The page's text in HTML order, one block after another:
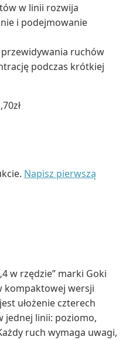
w linii rozwija
i podejmowanie
ruchów
podczas krótkiej
Napisz pierwszą
w rzędzie” marki Goki
kompaktowej wersji
ułożenie czterech
jednej linii: poziomo,
ruch wymaga uwagi,